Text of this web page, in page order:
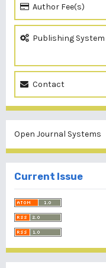
Author Fee(s)
Publishing System
Contact
Open Journal Systems
Current Issue